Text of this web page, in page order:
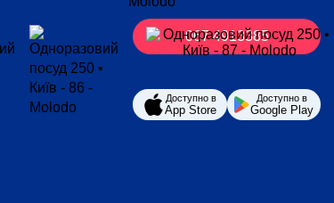
067 4913385
Доступно в
App Store
Доступно в
Google Play